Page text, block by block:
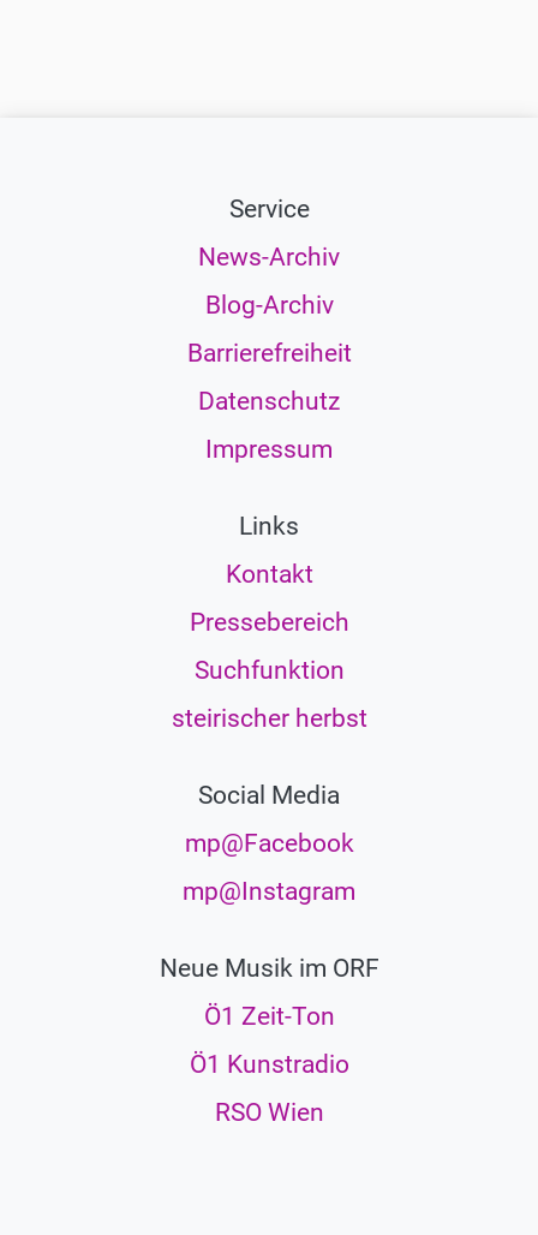
Service
News-Archiv
Blog-Archiv
Barrierefreiheit
Datenschutz
Impressum
Links
Kontakt
Pressebereich
Suchfunktion
steirischer herbst
Social Media
mp@Facebook
mp@Instagram
Neue Musik im ORF
Ö1 Zeit-Ton
Ö1 Kunstradio
RSO Wien